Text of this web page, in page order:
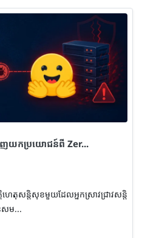
ាញយកប្រយោជន៍ពី Zer...
េតុសន្តិសុខមួយដែលអ្នកស្រាវជ្រាវសន្តិ
សម...